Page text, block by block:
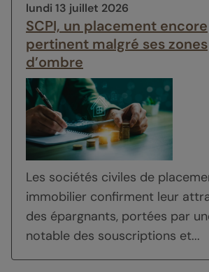
lundi 13 juillet 2026
SCPI, un placement encore
pertinent malgré ses zones
d’ombre
Les sociétés civiles de
immobilier confirment leur
des épargnants, portées par
notable des souscriptions et...